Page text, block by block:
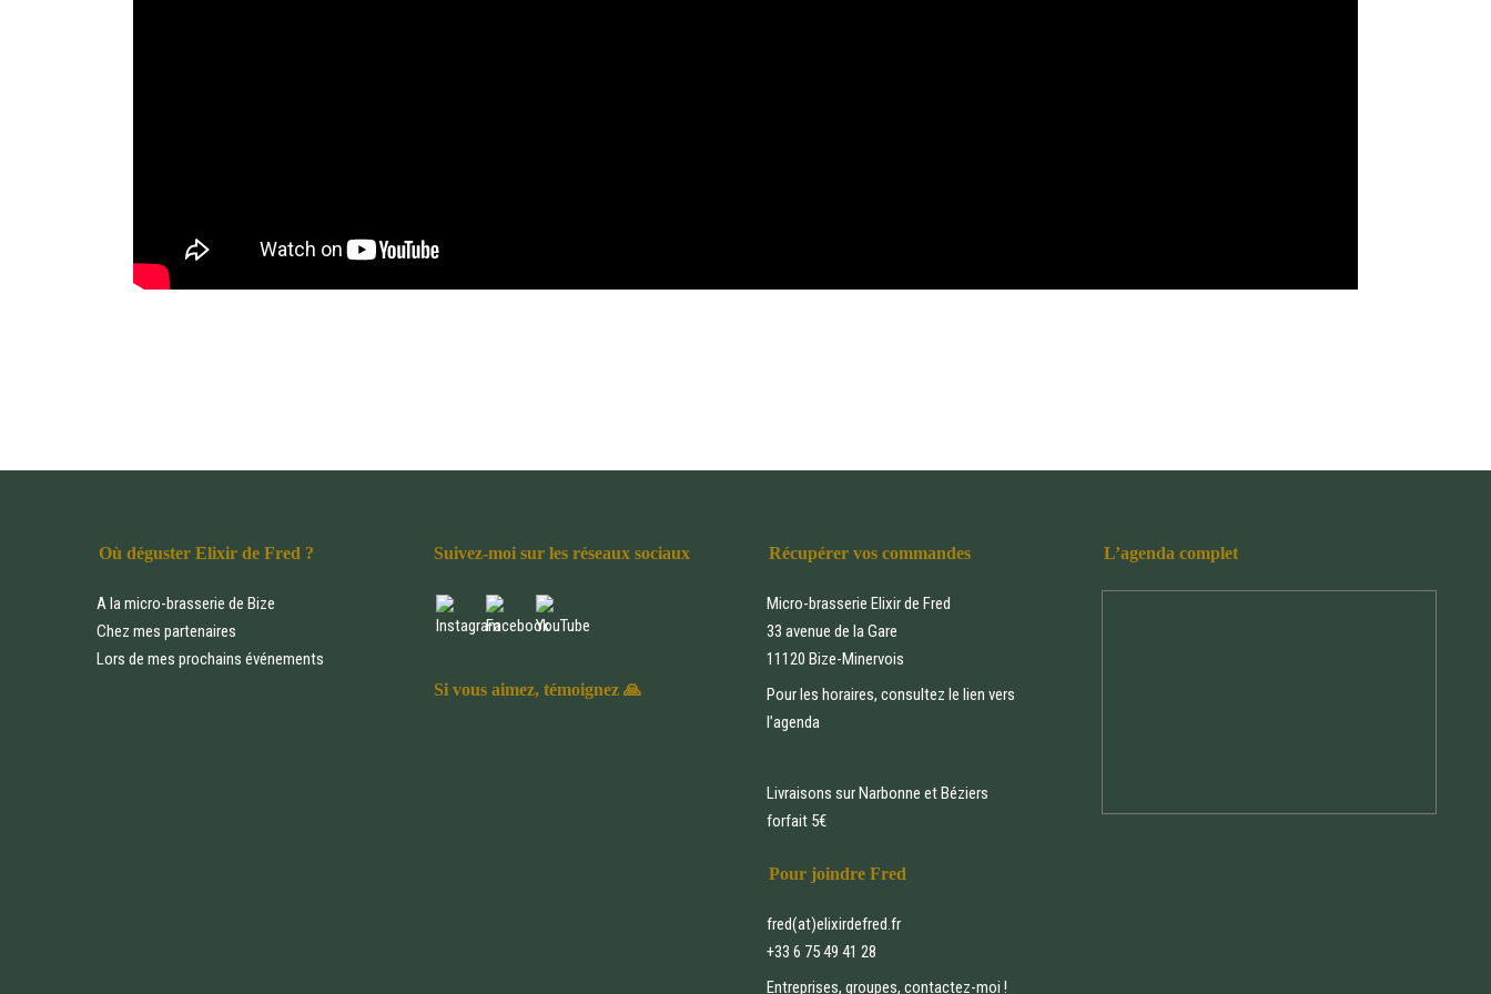
Où déguster Elixir de Fred ?
A la micro-brasserie de Bize
Chez mes partenaires
Lors de mes prochains événements
Suivez-moi sur les réseaux sociaux
Si vous aimez, témoignez 🙏
Récupérer vos commandes
Micro-brasserie Elixir de Fred
33 avenue de la Gare
11120 Bize-Minervois
Pour les horaires, consultez le lien vers
l’agenda
Livraisons sur Narbonne et Béziers
forfait 5€
Pour joindre Fred
fred(at)elixirdefred.fr
+33 6 75 49 41 28
Entreprises, groupes, contactez-moi !
L’agenda complet